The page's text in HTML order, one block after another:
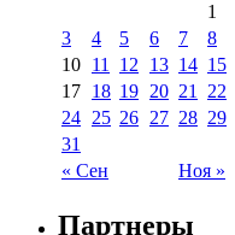
« Сен Ноя »
1
3
4 5 6 7 8
10 11 12 13 14 15
17 18 19 20 21 22
24 25 26 27 28 29
31
Партнеры